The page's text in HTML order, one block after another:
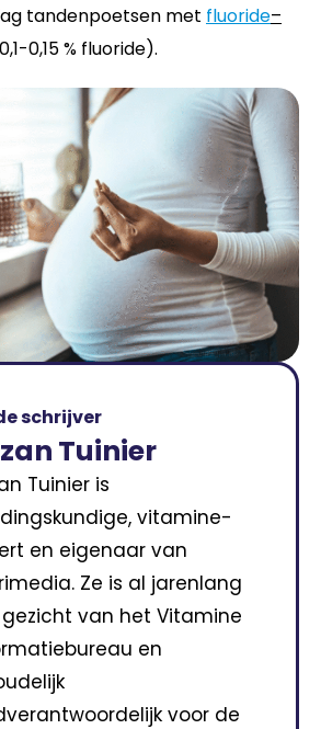
tandenpoetsen met fluoride–
0,15 % fluoride).
schrijver
Tuinier
Tuinier is
vitamine-
en eigenaar van
Ze is al jarenlang
van het Vitamine
en
voor de